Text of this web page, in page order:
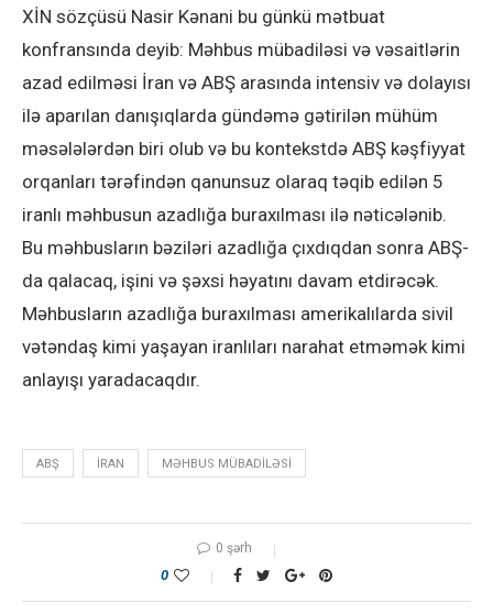
XİN sözçüsü Nasir Kənani bu günkü mətbuat
konfransında deyib: Məhbus mübadiləsi və vəsaitlərin
azad edilməsi İran və ABŞ arasında intensiv və dolayısı
ilə aparılan danışıqlarda gündəmə gətirilən mühüm
məsələlərdən biri olub və bu kontekstdə ABŞ kəşfiyyat
orqanları tərəfindən qanunsuz olaraq təqib edilən 5
iranlı məhbusun azadlığa buraxılması ilə nəticələnib.
Bu məhbusların bəziləri azadlığa çıxdıqdan sonra ABŞ-
da qalacaq, işini və şəxsi həyatını davam etdirəcək.
Məhbusların azadlığa buraxılması amerikalılarda sivil
vətəndaş kimi yaşayan iranlıları narahat etməmək kimi
anlayışı yaradacaqdır.
ABŞ IRAN MƏHBUS MÜBADILƏSI
0 şərh
0